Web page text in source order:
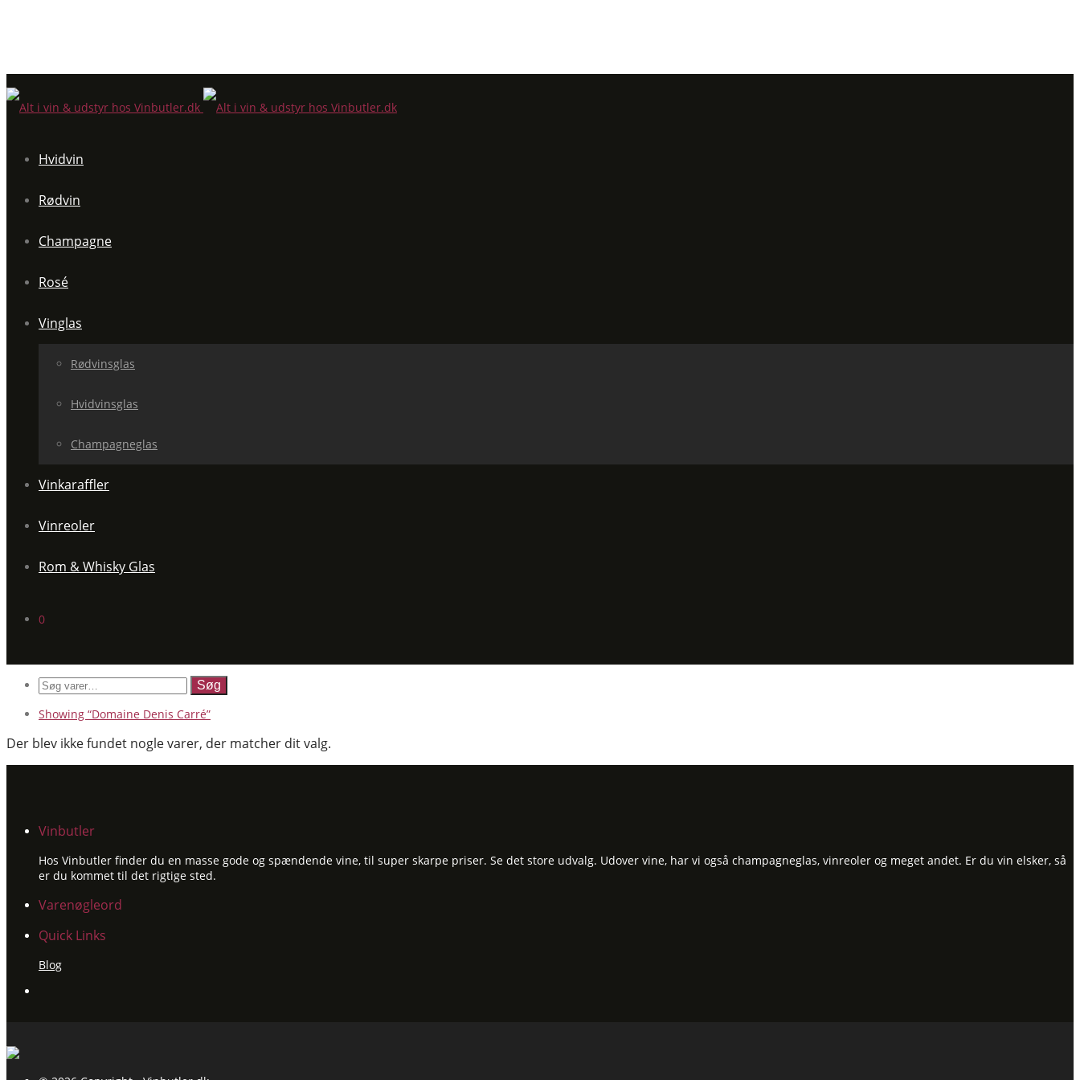
Hvidvin
Rødvin
Champagne
Rosé
Vinglas
Rødvinsglas
Hvidvinsglas
Champagneglas
Vinkaraffler
Vinreoler
Rom & Whisky Glas
0
Søg
efter:
Showing “Domaine Denis Carré”
Der blev ikke fundet nogle varer, der matcher dit valg.
Vinbutler
Hos Vinbutler finder du en masse gode og spændende vine, til super skarpe priser. Se det store udvalg. Udover vine, har vi også champagneglas, vinreoler og meget andet. Er du vin elsker, så
er du kommet til det rigtige sted.
Varenøgleord
Quick Links
Blog